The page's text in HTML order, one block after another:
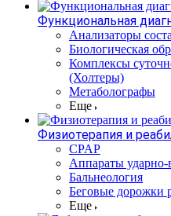
Функциональная
Анализаторы
Биологическая
Комплексы
(Холтеры)
Метаболографы
Еще
Физиотерапия и
CPAP
Аппараты ударно-
Бальнеология
Беговые дорожки
Еще